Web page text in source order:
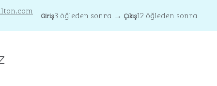
Giriş3 öğleden sonra → Çıkış12 öğleden sonra